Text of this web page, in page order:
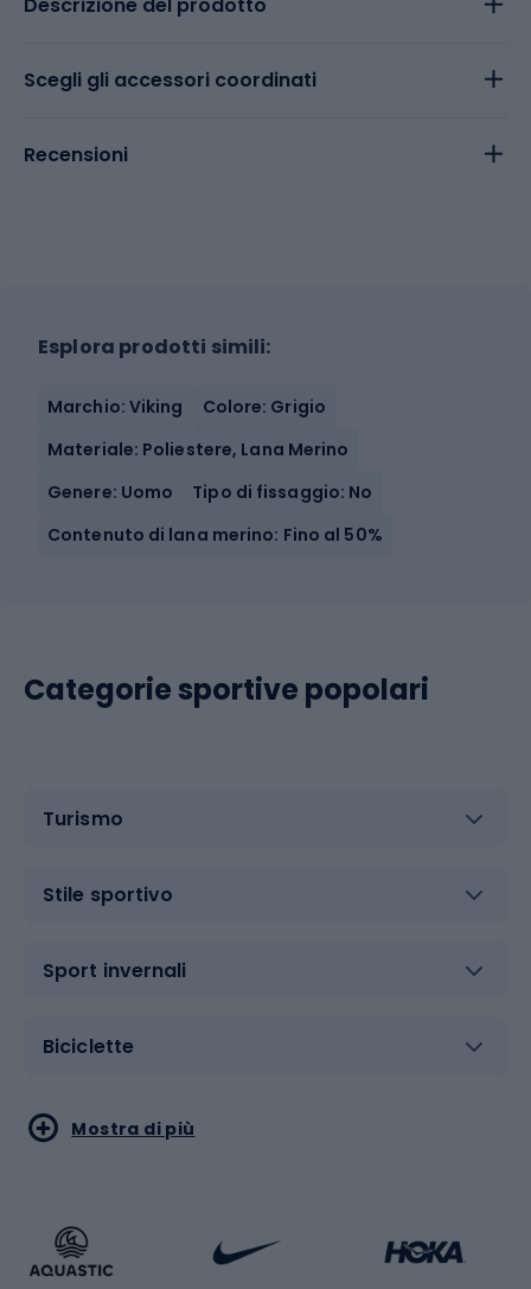
Scegli gli accessori coordinati
Recensioni
Esplora prodotti simili:
Marchio: Viking
Colore: Grigio
Materiale: Poliestere, Lana Merino
Genere: Uomo
Tipo di fissaggio: No
Contenuto di lana merino: Fino al 50%
Categorie sportive popolari
Turismo
Stile sportivo
Sport invernali
Biciclette
Sport acquatici
Bikepacking
Sport di arti marziali
Sport con le racchette
Mostra di più